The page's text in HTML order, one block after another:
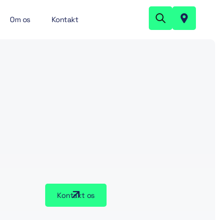
Om os Kontakt
Kontakt os